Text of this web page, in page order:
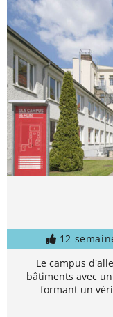
12
Le campus
bâtiments avec
formant un